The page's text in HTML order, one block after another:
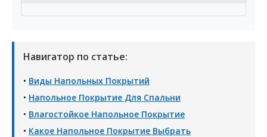
Навигатор по статье:
• Виды Напольных Покрытий
• Напольное Покрытие Для Спальни
• Влагостойкое Напольное Покрытие
• Какое Напольное Покрытие Выбрать